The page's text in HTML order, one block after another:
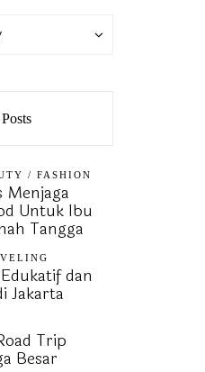
/ FASHION
Menjaga
Untuk Ibu
Tangga
dan
Jakarta
Trip
Besar